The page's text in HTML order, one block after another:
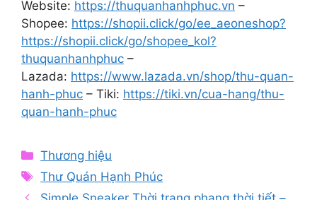
Website: https://thuquanhanhphuc.vn –
Shopee: https://shopii.click/go/ee_aeoneshop?
https://shopii.click/go/shopee_kol?
thuquanhanhphuc –
Lazada: https://www.lazada.vn/shop/thu-quan-
hanh-phuc – Tiki: https://tiki.vn/cua-hang/thu-
quan-hanh-phuc
Categories
Thương hiệu
Tags
Thư Quán Hạnh Phúc